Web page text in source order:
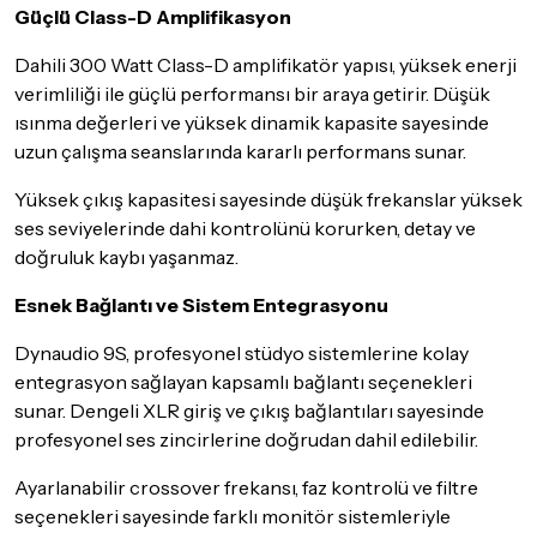
Güçlü Class-D Amplifikasyon
Dahili 300 Watt Class-D amplifikatör yapısı, yüksek enerji
verimliliği ile güçlü performansı bir araya getirir. Düşük
ısınma değerleri ve yüksek dinamik kapasite sayesinde
uzun çalışma seanslarında kararlı performans sunar.
Yüksek çıkış kapasitesi sayesinde düşük frekanslar yüksek
ses seviyelerinde dahi kontrolünü korurken, detay ve
doğruluk kaybı yaşanmaz.
Esnek Bağlantı ve Sistem Entegrasyonu
Dynaudio 9S, profesyonel stüdyo sistemlerine kolay
entegrasyon sağlayan kapsamlı bağlantı seçenekleri
sunar. Dengeli XLR giriş ve çıkış bağlantıları sayesinde
profesyonel ses zincirlerine doğrudan dahil edilebilir.
Ayarlanabilir crossover frekansı, faz kontrolü ve filtre
seçenekleri sayesinde farklı monitör sistemleriyle